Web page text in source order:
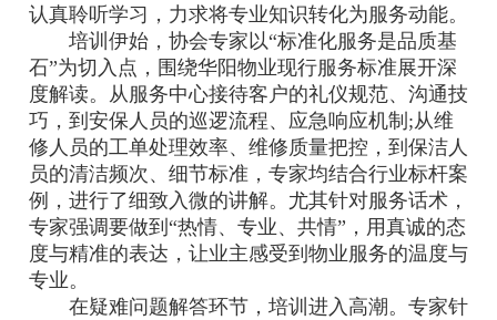
认真聆听学习，力求将专业知识转化为服务动能。
培训伊始，协会专家以“标准化服务是品质基
石”为切入点，围绕华阳物业现行服务标准展开深
度解读。从服务中心接待客户的礼仪规范、沟通技
巧，到安保人员的巡逻流程、应急响应机制;从维
修人员的工单处理效率、维修质量把控，到保洁人
员的清洁频次、细节标准，专家均结合行业标杆案
例，进行了细致入微的讲解。尤其针对服务话术，
专家强调要做到“热情、专业、共情”，用真诚的态
度与精准的表达，让业主感受到物业服务的温度与
专业。
在疑难问题解答环节，培训进入高潮。专家针